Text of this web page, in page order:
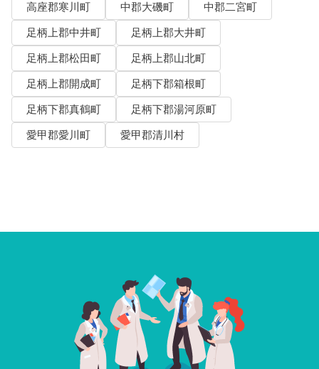
高座郡寒川町
中郡大磯町
中郡二宮町
足柄上郡中井町
足柄上郡大井町
足柄上郡松田町
足柄上郡山北町
足柄上郡開成町
足柄下郡箱根町
足柄下郡真鶴町
足柄下郡湯河原町
愛甲郡愛川町
愛甲郡清川村